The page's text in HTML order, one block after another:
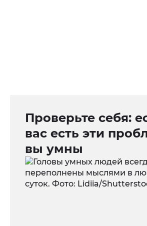
Проверьте себя:
вас есть эти
вы умны